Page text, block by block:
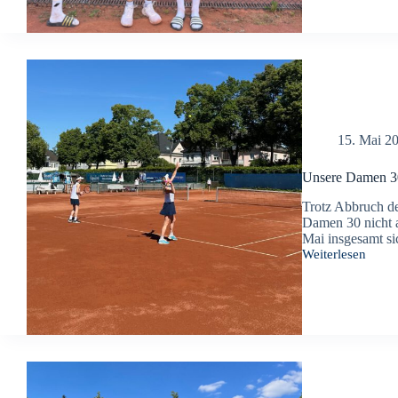
auf!
15. Mai
Unsere Damen
Trotz Abbruch
Damen 30 nicht
Mai insgesamt
Weiterlesen
Unsere
Damen
30
gegen
TK
Oberhausen